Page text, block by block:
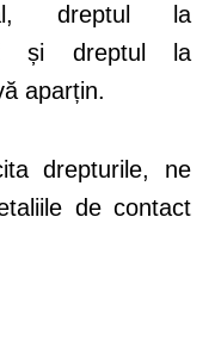
dreptul la
și dreptul la
aparțin.
drepturile, ne
de contact